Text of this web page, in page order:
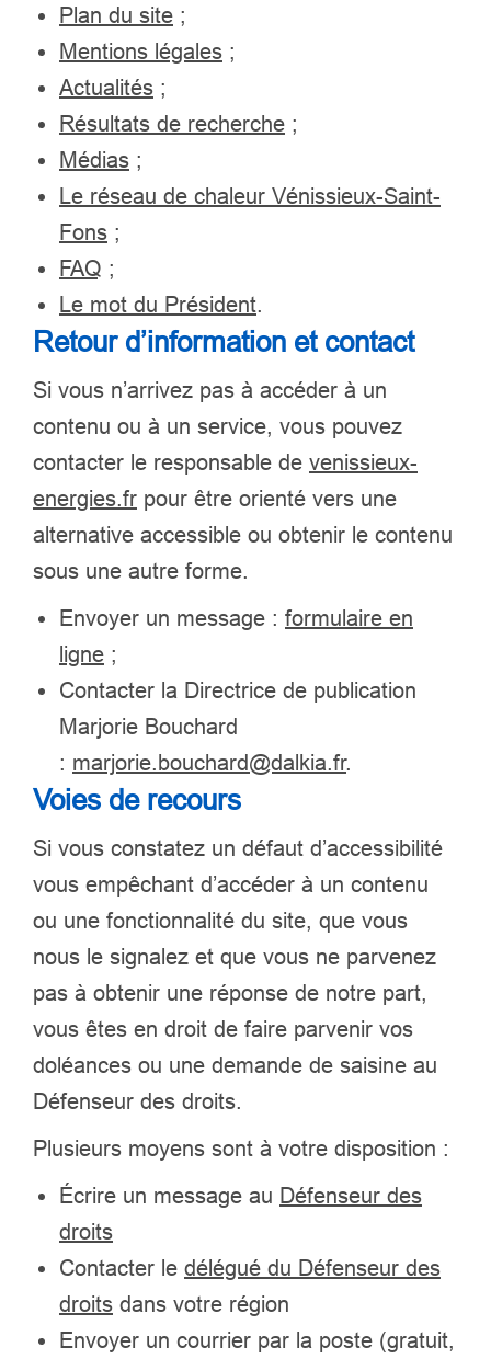
Plan du site ;
Mentions légales ;
Actualités ;
Résultats de recherche ;
Médias ;
Le réseau de chaleur Vénissieux-Saint-
Fons ;
FAQ ;
Le mot du Président.
Retour d’information et contact
Si vous n’arrivez pas à accéder à un
contenu ou à un service, vous pouvez
contacter le responsable de venissieux-
energies.fr pour être orienté vers une
alternative accessible ou obtenir le contenu
sous une autre forme.
Envoyer un message : formulaire en
ligne ;
Contacter la Directrice de publication
Marjorie Bouchard
: marjorie.bouchard@dalkia.fr.
Voies de recours
Si vous constatez un défaut d’accessibilité
vous empêchant d’accéder à un contenu
ou une fonctionnalité du site, que vous
nous le signalez et que vous ne parvenez
pas à obtenir une réponse de notre part,
vous êtes en droit de faire parvenir vos
doléances ou une demande de saisine au
Défenseur des droits.
Plusieurs moyens sont à votre disposition :
Écrire un message au Défenseur des
droits
Contacter le délégué du Défenseur des
droits dans votre région
Envoyer un courrier par la poste (gratuit,